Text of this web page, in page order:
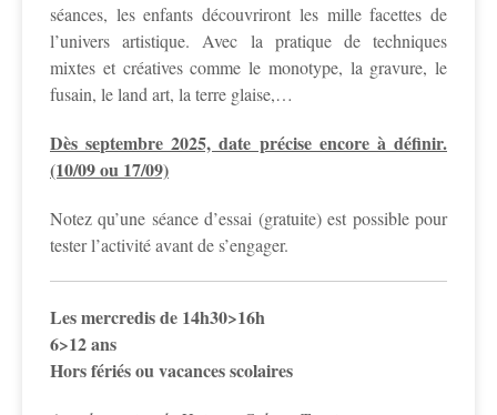
séances, les enfants découvriront les mille facettes de
l’univers artistique. Avec la pratique de techniques
mixtes et créatives comme le monotype, la gravure, le
fusain, le land art, la terre glaise,…
Dès septembre 2025, date précise encore à définir.
(10/09 ou 17/09)
Notez qu’une séance d’essai (gratuite) est possible pour
tester l’activité avant de s’engager.
Les mercredis de 14h30>16h
6>12 ans
Hors fériés ou vacances scolaires